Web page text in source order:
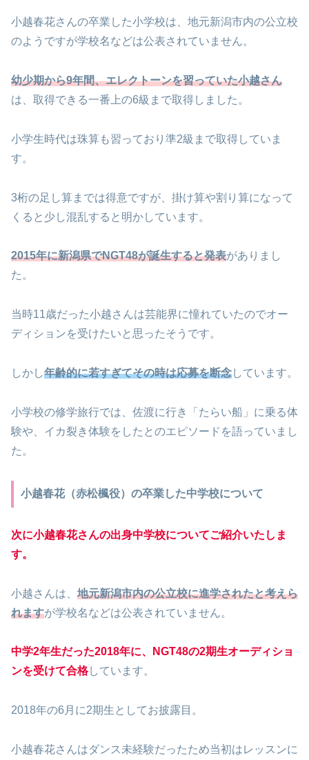
小越春花さんの卒業した小学校は、地元新潟市内の公立校
のようですが学校名などは公表されていません。
幼少期から9年間、エレクトーンを習っていた小越さん
は、取得できる一番上の6級まで取得しました。
小学生時代は珠算も習っており準2級まで取得していま
す。
3桁の足し算までは得意ですが、掛け算や割り算になって
くると少し混乱すると明かしています。
2015年に新潟県でNGT48が誕生すると発表がありまし
た。
当時11歳だった小越さんは芸能界に憧れていたのでオー
ディションを受けたいと思ったそうです。
しかし年齢的に若すぎてその時は応募を断念しています。
小学校の修学旅行では、佐渡に行き「たらい船」に乗る体
験や、イカ裂き体験をしたとのエピソードを語っていまし
た。
小越春花（赤松楓役）の卒業した中学校について
次に小越春花さんの出身中学校についてご紹介いたしま
す。
小越さんは、 地元新潟市内の公立校に進学されたと考えら
れますが学校名などは公表されていません。
中学2年生だった2018年に、NGT48の2期生オーディショ
ンを受けて合格しています。
2018年の6月に2期生としてお披露目。
小越春花さんはダンス未経験だったため当初はレッスンに